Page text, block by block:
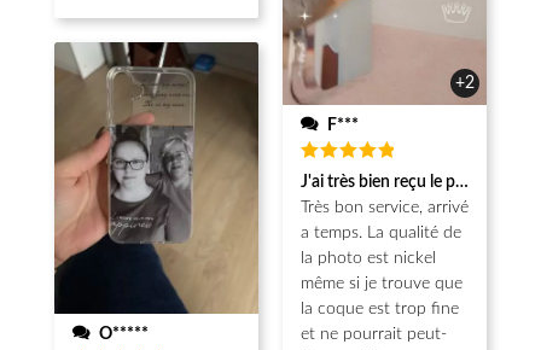
O*****
+2
F***
Note5
sur 5
J'ai très bien reçu le produit.
Très bon service, arrivé
a temps. La qualité de
la photo est nickel
même si je trouve que
la coque est trop fine
et ne pourrait peut-